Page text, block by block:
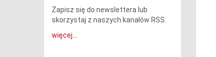
Zapisz się do newslettera lub
skorzystaj z naszych kanałów RSS.
więcej...